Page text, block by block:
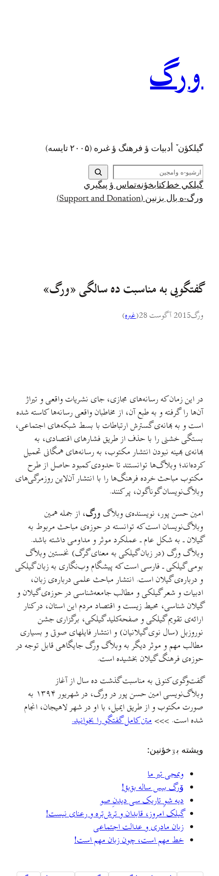
ورگ
گيلکؤن ٚ أدبیات ؤ فرهنگ ؤ غىره (۲۰۰۵ تايسه)
ج
س
ت
ج
گيلکي خط کتابخؤنهتماس ؤ پىگيري
ورگ-ه بال بزنين (Support and Donation)
گفتگویی به مناسبت ده سالگی «ورگ»
ورگ2015 آگوست 28 (غىره)
در این زمان که رسانه‌های مجازی، جای نشریات واقعی و تیراژ
آن‌ها را گرفته و به طبع آن، از مخاطبان واقعی رسانه‌ها کاسته شده
است و به بهانه‌ی گسترش ارتباطات با بسط شبکه‌های اجتماعی،
بستگی خشنی را با حذف از طریق فشارهای اقتصادی، به
بهانه‌ی بهینه نبودن انتشار مکتوب، به رسانه‌های همگانی تحمیل
کرده‌اند؛ وبلاگ‌ها توانستند تا حدودی کمبود حاصل از طرح
مکتوب مباحث خرده فرهنگ‌ها را با انتشار آن‌لاین روزمرگی‌های
وبلاگ‌نویسان گوناگون، پر کنند.
امین حسن پور، نویسنده‌ی وبلاگ ورگ، از جمله همین
وبلاگ‌نویسان است که توانسته در حوزه‌ی مباحث مربوط به
گیلان ـ به شکل عام ـ عملکرد موثر و مداومی داشته باشد.
وبلاگ ورگ (در زبان گیلکی به معنای گرگ) نخستین وبلاگ
بومی گیلکی ـ فارسی است که پیشگام وب‌نگاری به زبان گیلکی
و درباره‌ی گیلان است. انتشار مباحث علمی درباره‌ی زبان،
ادبیات و شعر گیلکی و مطالب جامعه‌شناسی در حوزه‌ی گیلان و
گیلان شناسی، محیط زیست و اقتصاد مردم این استان، در کنار
ارائه‌ی تقویم گیلکی و صفحه‌کلید گیلکی، برگزاری جشن
نوروزبل (سال نوی گیلانیان) و انتشار فایلهای صوتی و بسیاری
مطالب مهم و موثر دیگر به وبلاگ ورگ جایگاهی قابل توجه در
حوزه‌ی فرهنگ گیلان بخشیده است.
گفت‌وگوی کنونی به مناسبت گذشت ده سال از آغاز
وبلاگ‌نویسی امین حسن پور در ورگ، در شهریور ۱۳۹۴ به
صورت مکتوب و از طریق ایمیل، با او در شهر لاهیجان، انجام
شده است. >>>متن کامل گفتگو را بخوانید.
ويشته بۊخؤنين:
وبمجی تیر ما
وٚرگ بيس ساله بۊبؤ!
دیه شوِ تاریک سی دیدنِ صو
گیلک امروز، قابدان و ترش‌تره و رعنای نیست!
زبان مادری و عدالت اجتماعی
خط مهم است، چون زبان مهم است!